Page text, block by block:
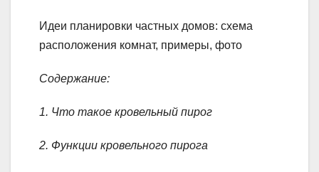
Идеи планировки частных домов: схема
расположения комнат, примеры, фото
Содержание:
1. Что такое кровельный пирог
2. Функции кровельного пирога